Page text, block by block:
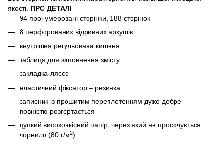
якості. ПРО ДЕТАЛІ
94 пронумеровані сторінки, 188 сторінок
8 перфорованих відривних аркушів
внутрішня регульована кишеня
таблиця для заповнення змісту
закладка-ляссе
еластичний фіксатор – резинка
записник із прошитим переплетенням дуже добре
повністю розгортається
цупкий високоякісний папір, через який не просочується
чорнило (80 г/м2)